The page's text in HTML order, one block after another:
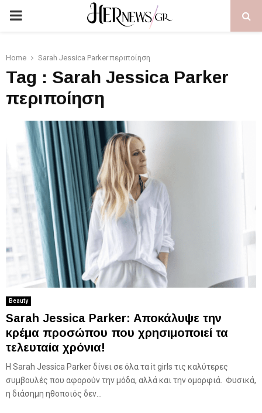
PRIMARY
Home Sarah Jessica Parker περιποίηση
Tag : Sarah Jessica Parker
περιποίηση
Beauty
Sarah Jessica Parker: Aποκάλυψε την
κρέμα προσώπου που χρησιμοποιεί τα
τελευταία χρόνια!
Η Sarah Jessica Parker δίνει σε όλα τα it girls τις καλύτερες
συμβουλές που αφορούν την μόδα, αλλά και την ομορφιά. Φυσικά,
η διάσημη ηθοποιός δεν...